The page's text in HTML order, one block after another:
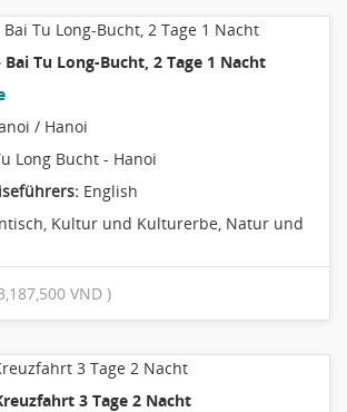
Bai Tu Long-Bucht, 2 Tage 1 Nacht
/ Hanoi
Long Bucht - Hanoi
English
, Kultur und Kulturerbe, Natur und
VND )
3 Tage 2 Nacht